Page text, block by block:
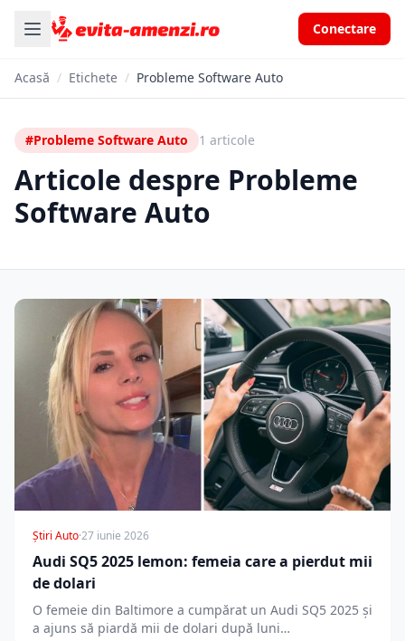
Conectare
Acasă / Etichete / Probleme Software Auto
#Probleme Software Auto 1 articole
Articole despre Probleme
Software Auto
Știri Auto·27 iunie 2026
Audi SQ5 2025 lemon: femeia care a pierdut mii
de dolari
O femeie din Baltimore a cumpărat un Audi SQ5 2025 și
a ajuns să piardă mii de dolari după luni…